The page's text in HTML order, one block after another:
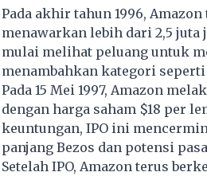
Pada akhir tahun 1996,
menawarkan lebih dari 2,5 juta
mulai melihat peluang untuk
menambahkan kategori
Pada 15 Mei 1997, Amazon
dengan harga saham $18 per
keuntungan, IPO ini
panjang Bezos dan potensi
Setelah IPO, Amazon terus